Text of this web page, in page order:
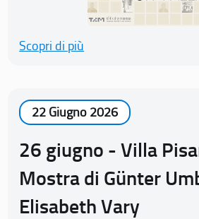
Scopri di più
22 Giugno 2026
26 giugno - Villa
Mostra di Günter
Elisabeth Vary